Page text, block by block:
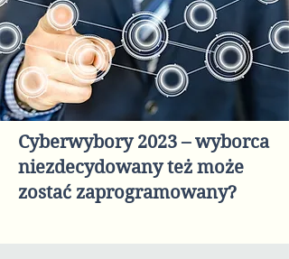
Cyberwybory 2023 – wyborca
niezdecydowany też może
zostać zaprogramowany?